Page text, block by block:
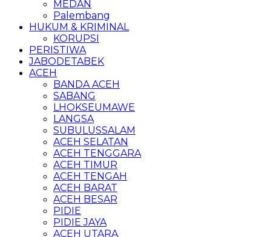
MEDAN
Palembang
HUKUM & KRIMINAL
KORUPSI
PERISTIWA
JABODETABEK
ACEH
BANDA ACEH
SABANG
LHOKSEUMAWE
LANGSA
SUBULUSSALAM
ACEH SELATAN
ACEH TENGGARA
ACEH TIMUR
ACEH TENGAH
ACEH BARAT
ACEH BESAR
PIDIE
PIDIE JAYA
ACEH UTARA